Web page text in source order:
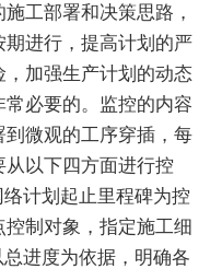
工部署和决策思路，
进行，提高计划的严
加强生产计划的动态
必要的。监控的内容
微观的工序穿插，每
以下四方面进行控
计划起止里程碑为控
制对象，指定施工细
进度为依据，明确各